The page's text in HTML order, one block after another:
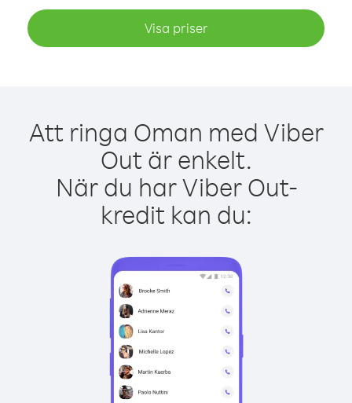
Visa priser
Att ringa Oman med Viber
Out är enkelt.
När du har Viber Out-
kredit kan du: